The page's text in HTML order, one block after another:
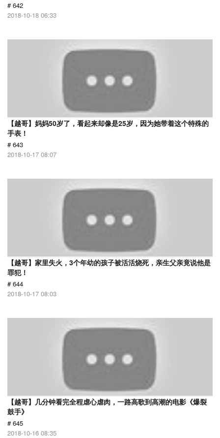
# 642
2018-10-18 06:33
【越哥】妈妈50岁了，看起来却像是25岁，因为她带着这个特殊的
手表！
# 643
2018-10-17 08:07
【越哥】家里失火，3个年幼的孩子被活活烧死，亲生父亲竟说他是
罪犯！
# 644
2018-10-17 08:03
【越哥】几分钟看完全程虐心虐肉，一路高歌到高潮的电影《爆裂
鼓手》
# 645
2018-10-16 08:35